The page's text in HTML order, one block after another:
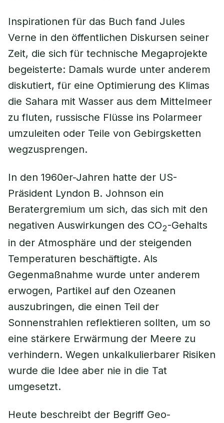
Inspirationen für das Buch fand Jules
Verne in den öffentlichen Diskursen seiner
Zeit, die sich für technische Megaprojekte
begeisterte: Damals wurde unter anderem
diskutiert, für eine Optimierung des Klimas
die Sahara mit Wasser aus dem Mittelmeer
zu fluten, russische Flüsse ins Polarmeer
umzuleiten oder Teile von Gebirgsketten
wegzusprengen.
In den 1960er-Jahren hatte der US-
Präsident Lyndon B. Johnson ein
Beratergremium um sich, das sich mit den
negativen Auswirkungen des CO2-Gehalts
in der Atmosphäre und der steigenden
Temperaturen beschäftigte. Als
Gegenmaßnahme wurde unter anderem
erwogen, Partikel auf den Ozeanen
auszubringen, die einen Teil der
Sonnenstrahlen reflektieren sollten, um so
eine stärkere Erwärmung der Meere zu
verhindern. Wegen unkalkulierbarer Risiken
wurde die Idee aber nie in die Tat
umgesetzt.
Heute beschreibt der Begriff Geo-